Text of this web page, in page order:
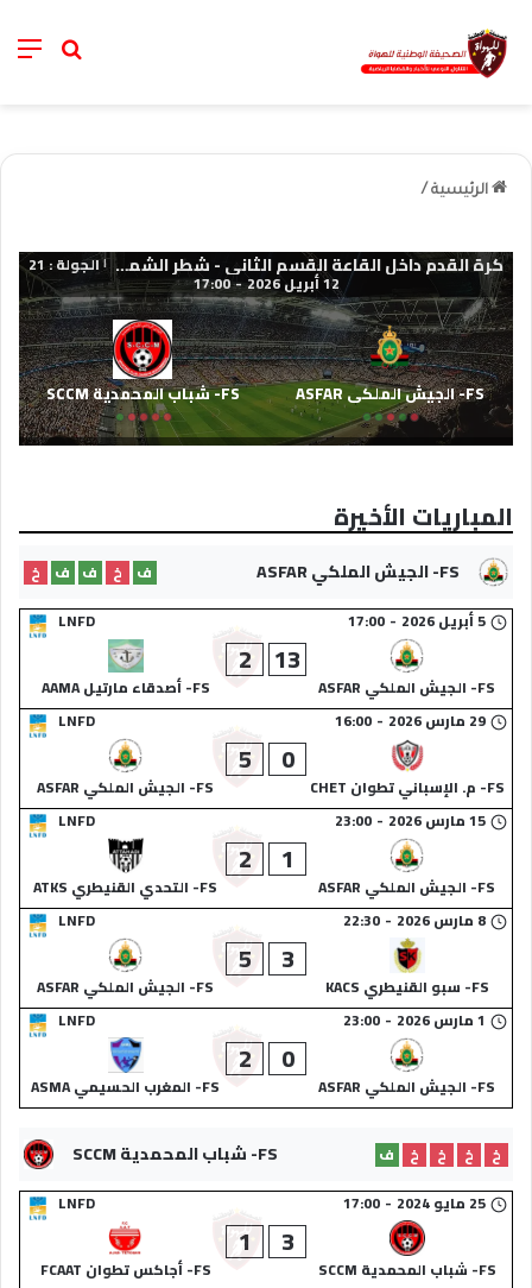
خانة
الرئيسية /
كرة القدم داخل القاعة القسم الثاني - شطر الشمال 2025-2026 | الجولة : 21
12 أبريل 2026 -
17:00
FS- الجيش الملكي ASFAR FS- شباب المحمدية SCCM
المباريات الأخيرة
FS- الجيش الملكي ASFAR ف خ ف ف
خ
LNFD
5 أبريل 2026 -
17:00
FS- الجيش الملكي ASFAR
13
2
FS- أصدقاء مارتيل AAMA
LNFD
29 مارس 2026 -
16:00
FS- م. الإسباني تطوان CHET
0
5
FS- الجيش الملكي ASFAR
LNFD
15 مارس 2026 -
23:00
FS- الجيش الملكي ASFAR
1
2
FS- التحدي القنيطري ATKS
LNFD
8 مارس 2026 -
22:30
FS- سبو القنيطري KACS
3
5
FS- الجيش الملكي ASFAR
LNFD
1 مارس 2026 -
23:00
FS- الجيش الملكي ASFAR
0
2
FS- المغرب الحسيمي ASMA
FS- شباب المحمدية SCCM خ خ خ خ
ف
LNFD
25 مايو 2024 -
17:00
FS- شباب المحمدية SCCM
3
1
FS- أجاكس تطوان FCAAT